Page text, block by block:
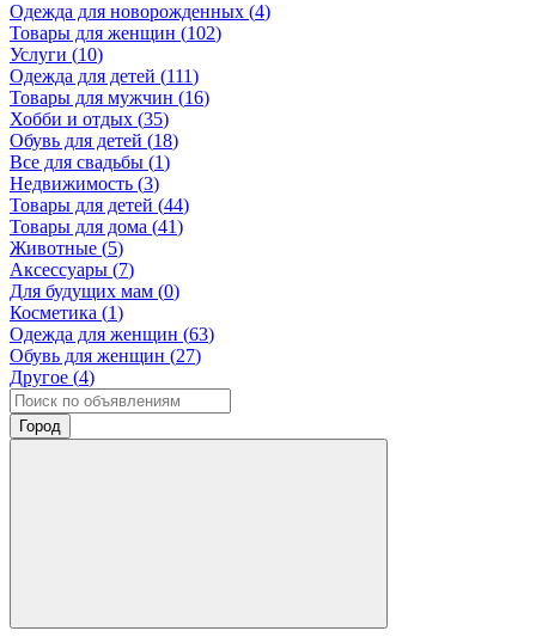
Одежда для новорожденных (4)
Товары для женщин (102)
Услуги (10)
Одежда для детей (111)
Товары для мужчин (16)
Хобби и отдых (35)
Обувь для детей (18)
Все для свадьбы (1)
Недвижимость (3)
Товары для детей (44)
Товары для дома (41)
Животные (5)
Аксессуары (7)
Для будущих мам (0)
Косметика (1)
Одежда для женщин (63)
Обувь для женщин (27)
Другое (4)
Город